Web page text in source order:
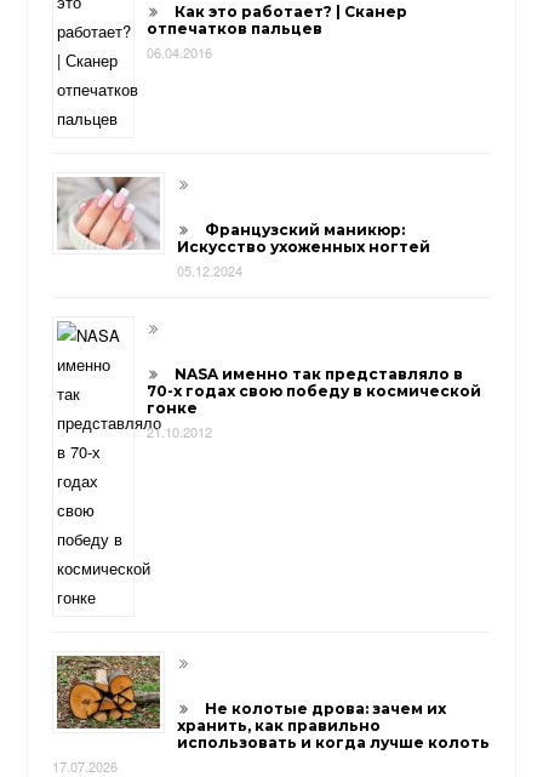
Как это работает? | Сканер
отпечатков пальцев
06.04.2016
Французский маникюр:
Искусство ухоженных ногтей
05.12.2024
NASA именно так представляло в
70-х годах свою победу в космической
гонке
21.10.2012
Не колотые дрова: зачем их
хранить, как правильно
использовать и когда лучше колоть
17.07.2026